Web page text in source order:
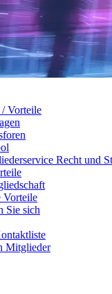
Vorteile
Recht und
Vorteile
Sie sich
Mitglieder